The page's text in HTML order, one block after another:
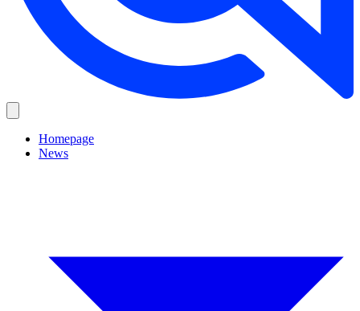
Homepage
News